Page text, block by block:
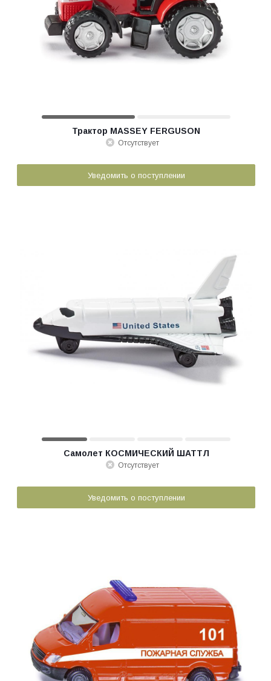
Трактор MASSEY FERGUSON
Отсутствует
Уведомить о поступлении
Самолет КОСМИЧЕСКИЙ ШАТТЛ
Отсутствует
Уведомить о поступлении